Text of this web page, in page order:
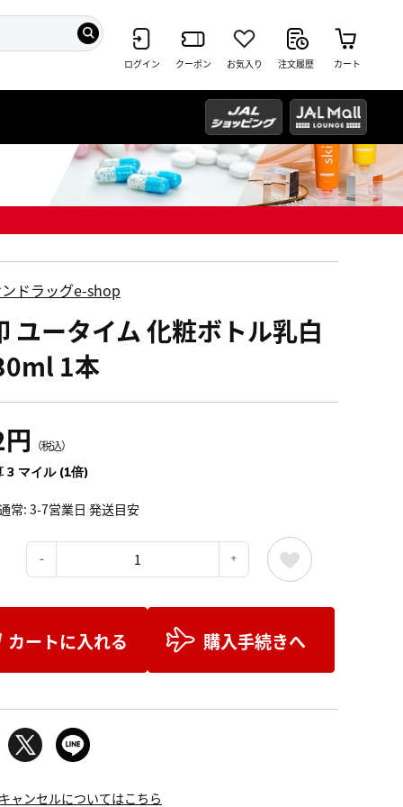
ログイン クーポン お気入り 注文履歴 カート
ドラッグe-shop
ユータイム 化粧ボトル乳白
1本
（税込）
3 マイル (1倍)
常: 3-7営業日 発送目安
カートに入れる 購入手続きへ
ャンセルについてはこちら